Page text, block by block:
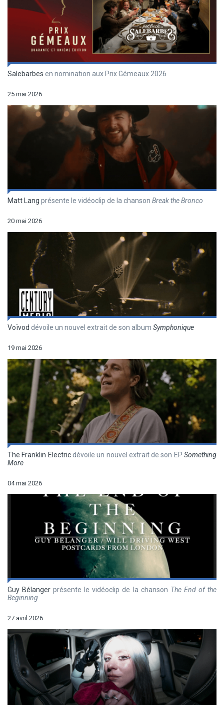
Salebarbes en nomination aux Prix Gémeaux 2026
25 mai 2026
Matt Lang présente le vidéoclip de la chanson Break the Bronco
20 mai 2026
Voïvod dévoile un nouvel extrait de son album Symphonique
19 mai 2026
The Franklin Electricdévoile un nouvel extrait de son EPSomething
More
04 mai 2026
Guy Bélanger présente le vidéoclip de la chanson The End of the
Beginning
27 avril 2026